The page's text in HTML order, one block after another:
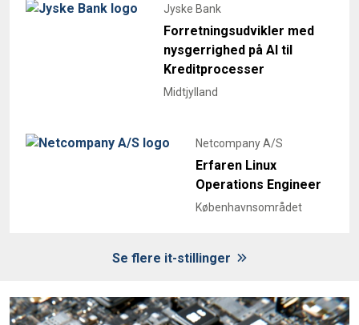
Jyske Bank
Forretningsudvikler med
nysgerrighed på AI til
Kreditprocesser
Midtjylland
Netcompany A/S
Erfaren Linux
Operations Engineer
Københavnsområdet
Se flere it-stillinger